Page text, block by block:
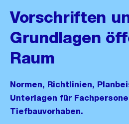
Vorschriften
Grundlagen
Raum
Normen, Richtlinien,
Unterlagen für
Tiefbauvorhaben.